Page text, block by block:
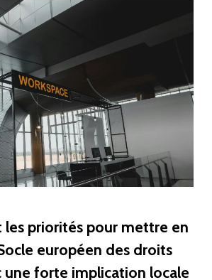
les priorités pour mettre en
européen des droits
une forte implication locale